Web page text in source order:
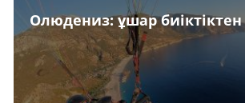
Олюдениз: ұшар биіктіктен